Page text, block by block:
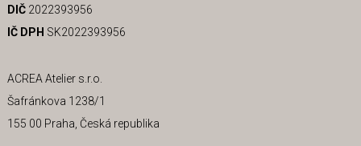
DIČ2022393956
IČ DPH SK2022393956
ACREA Atelier s.r.o.
Šafránkova 1238/1
155 00 Praha, Česká republika